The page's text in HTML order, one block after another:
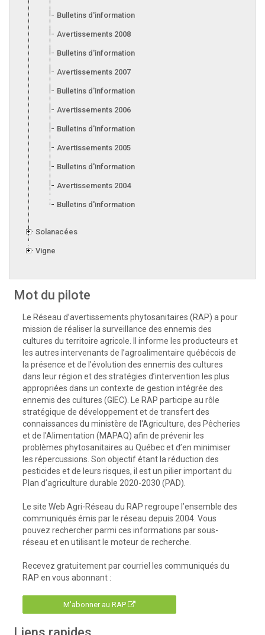
Bulletins d'information 2009
Avertissements 2008
Bulletins d'information 2008
Avertissements 2007
Bulletins d'information 2007
Avertissements 2006
Bulletins d'information 2006
Avertissements 2005
Bulletins d'information 2005
Avertissements 2004
Bulletins d'information 2004
Solanacées
Vigne
Mot du pilote
Le Réseau d’avertissements phytosanitaires (RAP) a pour
mission de réaliser la surveillance des ennemis des
cultures du territoire agricole. Il informe les producteurs et
les autres intervenants de l’agroalimentaire québécois de
la présence et de l’évolution des ennemis des cultures
dans leur région et des stratégies d’intervention les plus
appropriées dans un contexte de gestion intégrée des
ennemis des cultures (GIEC). Le RAP participe au rôle
stratégique de développement et de transfert des
connaissances du ministère de l'Agriculture, des Pêcheries
et de l'Alimentation (MAPAQ) afin de prévenir les
problèmes phytosanitaires au Québec et d’en minimiser
les répercussions. Son objectif étant la réduction des
pesticides et de leurs risques, il est un pilier important du
Plan d’agriculture durable 2020-2030 (PAD).
Le site Web Agri-Réseau du RAP regroupe l’ensemble des
communiqués émis par le réseau depuis 2004. Vous
pouvez rechercher parmi ces informations par sous-
réseau et en utilisant le moteur de recherche.
Recevez gratuitement par courriel les communiqués du
RAP en vous abonnant :
M'abonner au RAP